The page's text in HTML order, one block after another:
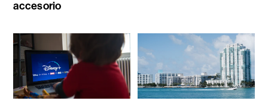
accesorio